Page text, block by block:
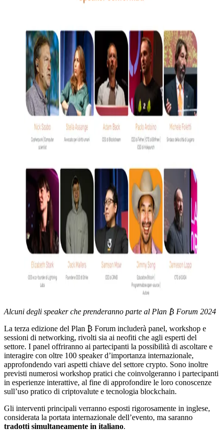
Alcuni degli speaker che prenderanno parte al Plan ₿ Forum 2024
La terza edizione del Plan ₿ Forum includerà panel, workshop e
sessioni di networking, rivolti sia ai neofiti che agli esperti del
settore. I panel offriranno ai partecipanti la possibilità di ascoltare e
interagire con oltre 100 speaker d’importanza internazionale,
approfondendo vari aspetti chiave del settore crypto. Sono inoltre
previsti numerosi workshop pratici che coinvolgeranno i partecipanti
in esperienze interattive, al fine di approfondire le loro conoscenze
sull’uso pratico di criptovalute e tecnologia blockchain.
Gli interventi principali verranno esposti rigorosamente in inglese,
considerata la portata internazionale dell’evento, ma saranno
tradotti simultaneamente in italiano.